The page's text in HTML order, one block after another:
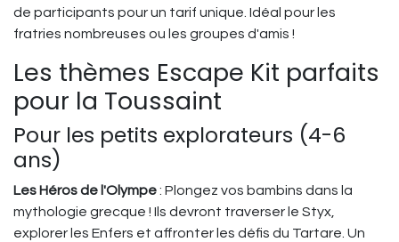
de participants pour un tarif unique. Idéal pour les
fratries nombreuses ou les groupes d'amis !
Les thèmes Escape Kit parfaits
pour la Toussaint
Pour les petits explorateurs (4-6
ans)
Les Héros de l'Olympe: Plongez vos bambins dans la
mythologie grecque ! Ils devront traverser le Styx,
explorer les Enfers et affronter les défis du Tartare. Un